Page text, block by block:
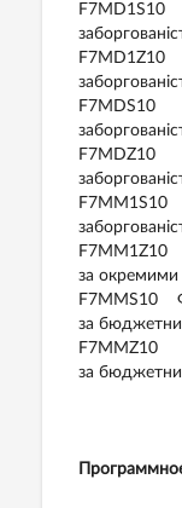
F7MD1S10
F7MD1Z10
F7MDS10
F7MDZ10
F7MM1S10
F7MM1Z10
за
F7MMS10 Ф
за
F7MMZ10
за